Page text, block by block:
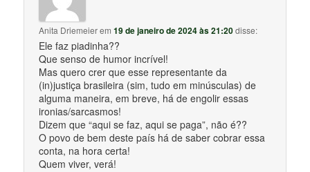
Anita Driemeierem19 de janeiro de 2024 às 21:20disse:
Ele faz piadinha??
Que senso de humor incrível!
Mas quero crer que esse representante da
(in)justiça brasileira (sim, tudo em minúsculas) de
alguma maneira, em breve, há de engolir essas
ironias/sarcasmos!
Dizem que “aqui se faz, aqui se paga”, não é??
O povo de bem deste país há de saber cobrar essa
conta, na hora certa!
Quem viver, verá!